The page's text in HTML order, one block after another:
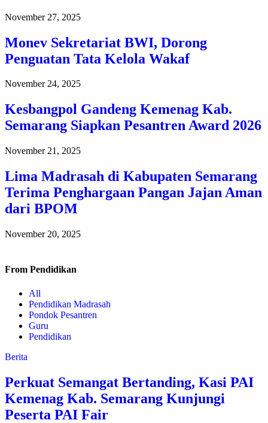
November 27, 2025
Monev Sekretariat BWI, Dorong
Penguatan Tata Kelola Wakaf
November 24, 2025
Kesbangpol Gandeng Kemenag Kab.
Semarang Siapkan Pesantren Award 2026
November 21, 2025
Lima Madrasah di Kabupaten Semarang
Terima Penghargaan Pangan Jajan Aman
dari BPOM
November 20, 2025
From Pendidikan
All
Pendidikan Madrasah
Pondok Pesantren
Guru
Pendidikan
Berita
Perkuat Semangat Bertanding, Kasi PAI
Kemenag Kab. Semarang Kunjungi
Peserta PAI Fair